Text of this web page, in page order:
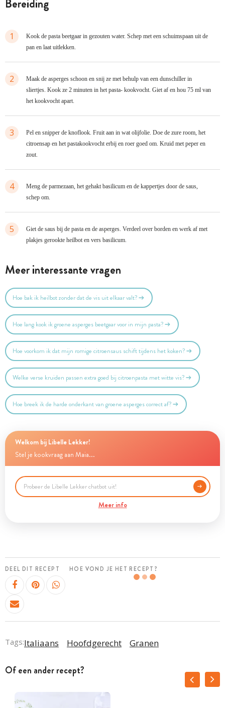
bereiding
1
Kook de pasta beetgaar in gezouten water. Schep met een schuimspaan uit de
pan en laat uitlekken.
2
Maak de asperges schoon en snij ze met behulp van een dunschiller in
sliertjes. Kook ze 2 minuten in het pasta- kookvocht. Giet af en hou 75 ml van
het kookvocht apart.
3
Pel en snipper de knoflook. Fruit aan in wat olijfolie. Doe de zure room, het
citroensap en het pastakookvocht erbij en roer goed om. Kruid met peper en
zout.
4
Meng de parmezaan, het gehakt basilicum en de kappertjes door de saus,
schep om.
5
Giet de saus bij de pasta en de asperges. Verdeel over borden en werk af met
plakjes gerookte heilbot en vers basilicum.
Meer interessante vragen
Hoe bak ik heilbot zonder dat de vis uit elkaar valt?
Hoe lang kook ik groene asperges beetgaar voor in mijn pasta?
Hoe voorkom ik dat mijn romige citroensaus schift tijdens het koken?
Welke verse kruiden passen extra goed bij citroenpasta met witte vis?
Hoe breek ik de harde onderkant van groene asperges correct af?
Welkom bij Libelle Lekker!
Stel je kookvraag aan Maia...
Meer info
DEEL DIT RECEPT HOE VOND JE HET RECEPT?
Tags:Italiaans Hoofdgerecht Granen
Of een ander recept?